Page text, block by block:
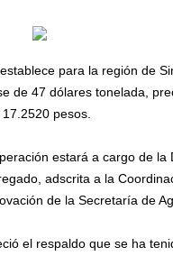
para la región de
de 47 dólares tonelada,
pesos.
estará a cargo de
adscrita a la
de la Secretaría de
el respaldo que se ha